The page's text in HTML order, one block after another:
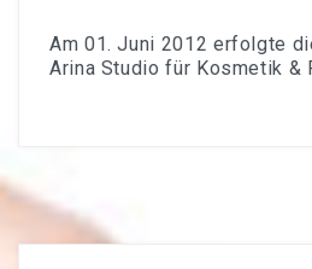
Am 01. Juni 2012 erfolgte
Arina Studio für Kosmetik &